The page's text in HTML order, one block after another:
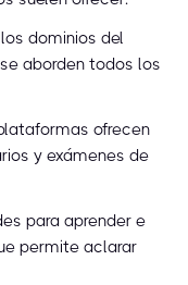
dominios del
aborden todos los
ofrecen
y exámenes de
para aprender e
permite aclarar